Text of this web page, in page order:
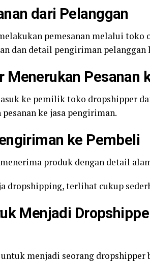
dari Pelanggan
pemesanan melalui
dan detail pengiriman pelanggan
Menerukan Pesanan
ke pemilik toko dropshipper
ke jasa pengiriman.
ke Pembeli
produk dengan detail
dropshipping, terlihat cukup
Menjadi
menjadi seorang